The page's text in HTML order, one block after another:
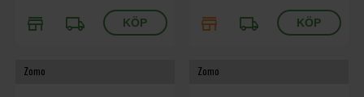
store local_shipping store local_shipping
Zomo Zomo